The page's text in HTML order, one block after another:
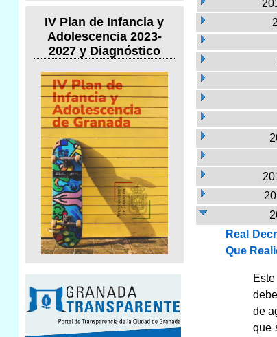
IV Plan de Infancia y
Adolescencia 2023-
2027 y Diagnóstico
Real
Que
de
que